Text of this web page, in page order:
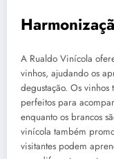
A Rualdo Vinícola
vinhos, ajudando os
degustação. Os
perfeitos para
enquanto os brancos
vinícola também
visitantes podem